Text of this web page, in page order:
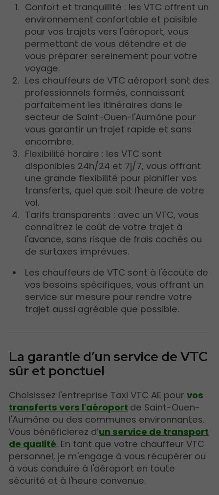
Confort et tranquillité : les VTC offrent un
environnement confortable et paisible
pour vos trajets vers l'aéroport, vous
permettant de vous détendre et de
vous préparer sereinement pour votre
voyage.
Les chauffeurs de VTC aéroport sont des
professionnels formés, connaissant
parfaitement les itinéraires dans le
secteur de Saint-Ouen-l'Aumône pour
vous garantir un trajet rapide et sans
encombre.
Flexibilité horaire : les VTC sont
disponibles 24h/24 et 7j/7, vous offrant
une grande flexibilité pour planifier vos
transferts, quel que soit l'heure de votre
vol.
Tarifs transparents : avec un VTC, vous
connaîtrez le coût de votre trajet à
l'avance, sans risque de frais cachés ou
de surtaxes imprévues.
Les chauffeurs de VTC sont à l'écoute de
vos besoins spécifiques, vous offrant un
service sur mesure pour rendre votre
trajet aussi agréable que possible.
La garantie d’un service de VTC
sûr et ponctuel
Choisissez l'entreprise Taxi VTC AE pourvos
transferts vers l'aéroport de Saint-Ouen-
l'Aumône ou des communes environnantes.
Vous bénéficierez d’un service de transport
de qualité. En tant que votre chauffeur VTC
personnel, je m'engage à vous récupérer ou
à vous conduire à l'aéroport en toute
sécurité et à l'heure convenue.